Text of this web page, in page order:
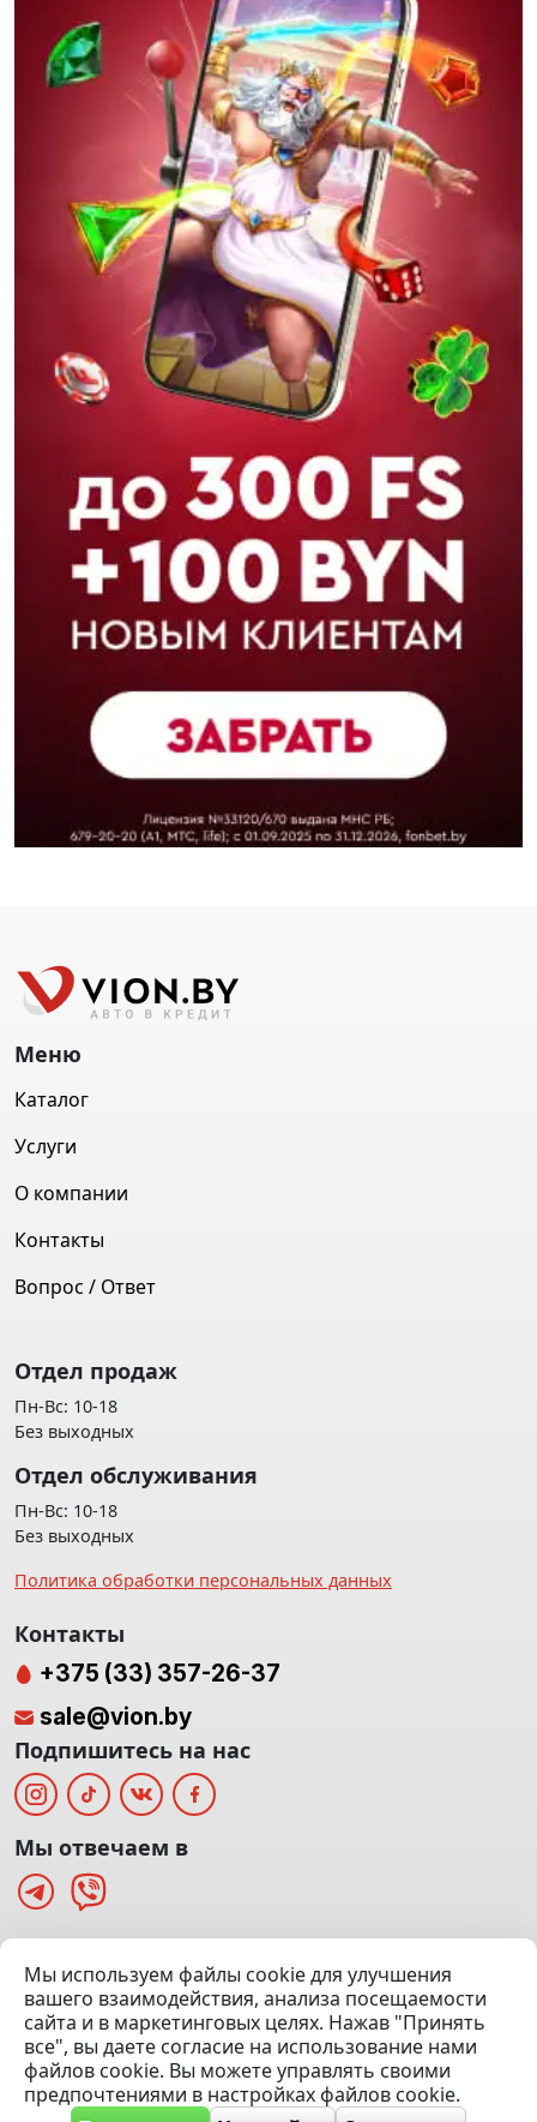
(Офис: 5 этаж | Осмотр авто: 5 этаж)
Посмотреть на карте
© 2020 — 2026 VION.BY — Продажа, выкуп и обмен | УНП
192961100 |Эвакуатор Минск
Меню
Каталог
Услуги
О компании
Контакты
Вопрос / Ответ
Отдел продаж
Пн-Вс: 10-18
Без выходных
Отдел обслуживания
Пн-Вс: 10-18
Без выходных
Политика обработки персональных данных
Мы используем файлы cookie для улучшения
вашего взаимодействия, анализа посещаемости
сайта и в маркетинговых целях. Нажав "Принять
все", вы даете согласие на использование нами
файлов cookie. Вы можете управлять своими
предпочтениями в настройках файлов cookie.
Контакты
+375 (33) 357-26-37
sale@vion.by
Подпишитесь на нас
Мы отвечаем в